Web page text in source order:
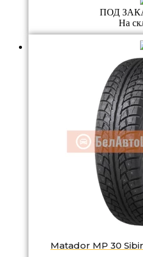
ПОД
На
Matador MP 30